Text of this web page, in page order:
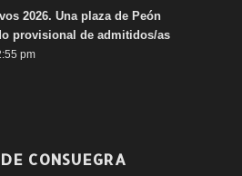
2026. Una plaza de Peón
provisional de admitidos/as
pm
CONSUEGRA